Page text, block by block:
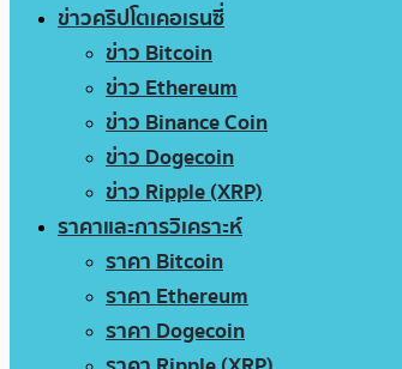
ข่าวคริปโตเคอเรนซี่
ข่าว Bitcoin
ข่าว Ethereum
ข่าว Binance Coin
ข่าว Dogecoin
ข่าว Ripple (XRP)
ราคาและการวิเคราะห์
ราคา Bitcoin
ราคา Ethereum
ราคา Dogecoin